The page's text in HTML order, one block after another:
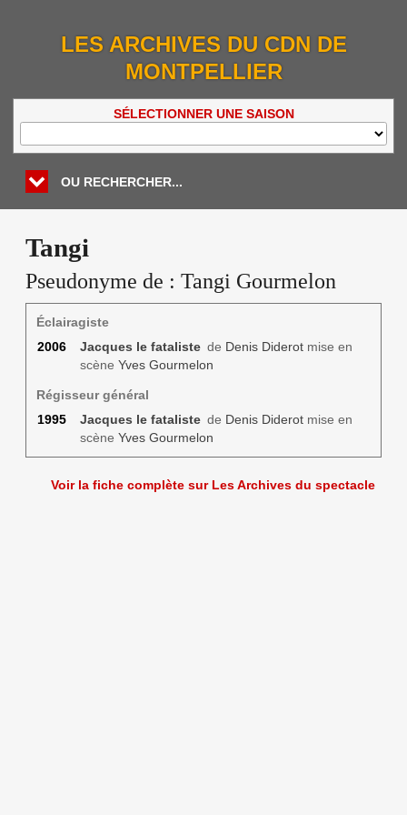
LES ARCHIVES DU CDN DE
MONTPELLIER
SÉLECTIONNER UNE SAISON
OU RECHERCHER...
Tangi
Pseudonyme de : Tangi Gourmelon
Éclairagiste
2006
Jacques le fatalistede Denis Diderotmise en
scène Yves Gourmelon
Régisseur général
1995
Jacques le fatalistede Denis Diderotmise en
scène Yves Gourmelon
Voir la fiche complète sur Les Archives du spectacle